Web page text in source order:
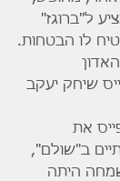
ל"ברוגז"
לו הבטחות.
שיחק יעקב
את
ב"שולם",
היתה